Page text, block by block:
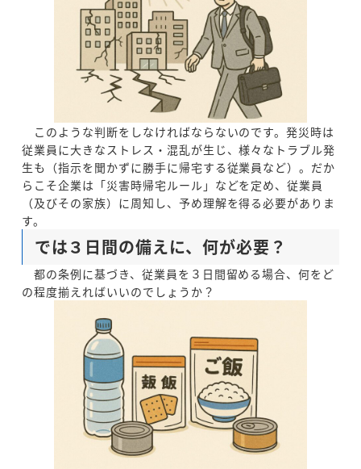
このような判断をしなければならないのです。発災時は
従業員に大きなストレス・混乱が生じ、様々なトラブル発
生も（指示を聞かずに勝手に帰宅する従業員など）。だか
らこそ企業は「災害時帰宅ルール」などを定め、従業員
（及びその家族）に周知し、予め理解を得る必要がありま
す。
では３日間の備えに、何が必要？
都の条例に基づき、従業員を３日間留める場合、何をど
の程度揃えればいいのでしょうか？